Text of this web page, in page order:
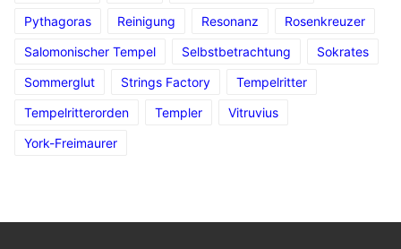
Pythagoras
Reinigung Resonanz
Rosenkreuzer
Salomonischer Tempel
Selbstbetrachtung
Sokrates
Sommerglut
Strings Factory
Tempelritter
Tempelritterorden
Templer
Vitruvius
York-Freimaurer